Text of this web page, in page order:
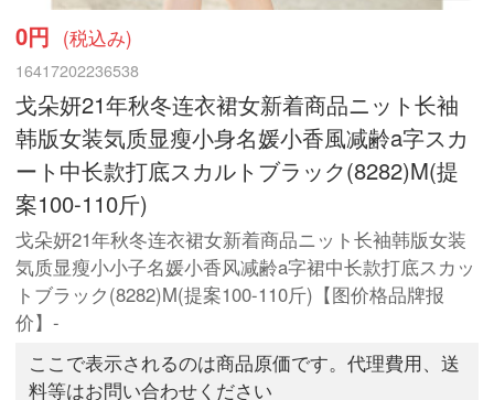
0円 (税込み)
16417202236538
戈朵妍21年秋冬连衣裙女新着商品ニット长袖
韩版女装気质显瘦小身名媛小香風减齢a字スカ
ート中长款打底スカルトブラック(8282)M(提
案100-110斤)
戈朵妍21年秋冬连衣裙女新着商品ニット长袖韩版女装
気质显瘦小小子名媛小香风减齢a字裙中长款打底スカッ
トブラック(8282)M(提案100-110斤)【图价格品牌报
价】-
ここで表示されるのは商品原価です。代理費用、送
料等はお問い合わせください